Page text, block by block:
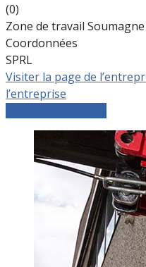
(0)
Zone de travail Soumagne
Coordonnées
SPRL
Visiter la page de
l’entreprise